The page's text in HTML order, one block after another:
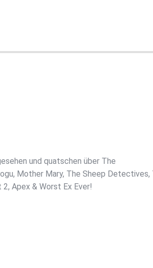
und quatschen über The
Mother Mary, The Sheep Detectives,
2, Apex & Worst Ex Ever!